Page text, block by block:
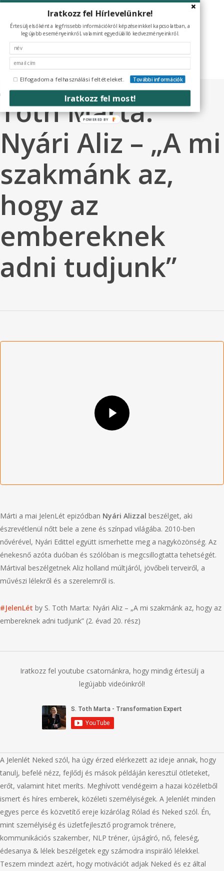
Skip
content
e-Könyvek
JelenLét by S.
Toth Marta:
Nyári Aliz – „A mi
szakmánk az,
hogy az
embereknek
adni tudjunk”
Play Video
Márti a mai JelenLét epizódban Nyári Alizzal beszélget, aki
észrevétlenül nőtt bele a zene és színpad világába. 2010-ben
nővérével, Nyári Edittel együtt ismerhette meg a nagyközönség. Az
énekesnő azóta duóban és szólóban is megcsillogtatta tehetségét.
Mártival beszélgetnek Aliz holland múltjáról, jövőbeli terveiről, a
művészi lélekről és a szerelemről is.
#JelenLét by S. Toth Marta: Nyári Aliz – „A mi szakmánk az, hogy az
embereknek adni tudjunk” (2. évad 20. rész)
Iratkozz fel youtube csatornánkra, hogy mindig értesülj a
legújabb videóinkról!
A Jelenlét Neked szól, ha úgy érzed elérkezett az ideje annak, hogy
tanulj, befelé nézz, fejlődj és mások példáján keresztül ötleteket,
erőt, valamint hitet meríts. Meghívott vendégeim a hazai közéletből
ismert és híres emberek, közéleti személyiségek. A Jelenlét minden
egyes perce és közvetítő ereje kizárólag Rólad és Neked szól. Én,
mint személyiség és üzletfejlesztő programok trénere,
kommunikációs szakember, NLP tréner, újságíró, nő, feleség,
édesanya & lélek beszélgetek egy számodra inspiráló lélekkel.
Teszem mindezt azért, hogy motivációt adjak Neked és ez által
Iratkozz fel Hírlevelünkre!
Értesülj elsőként a legfrissebb információkról képzéseinkkel kapcsolatban, a
legújabb eseményeinkről, valamint egyedülálló kedvezményeinkről.
Iratkozz fel most!
Elfogadom a felhasználási feltételeket. További információk
POWERED